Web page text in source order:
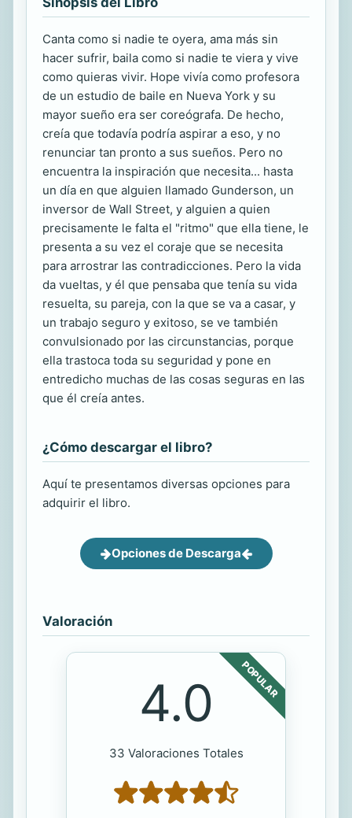
Canta como si nadie te oyera, ama más sin
hacer sufrir, baila como si nadie te viera y vive
como quieras vivir. Hope vivía como profesora
de un estudio de baile en Nueva York y su
mayor sueño era ser coreógrafa. De hecho,
creía que todavía podría aspirar a eso, y no
renunciar tan pronto a sus sueños. Pero no
encuentra la inspiración que necesita... hasta
un día en que alguien llamado Gunderson, un
inversor de Wall Street, y alguien a quien
precisamente le falta el "ritmo" que ella tiene, le
presenta a su vez el coraje que se necesita
para arrostrar las contradicciones. Pero la vida
da vueltas, y él que pensaba que tenía su vida
resuelta, su pareja, con la que se va a casar, y
un trabajo seguro y exitoso, se ve también
convulsionado por las circunstancias, porque
ella trastoca toda su seguridad y pone en
entredicho muchas de las cosas seguras en las
que él creía antes.
¿Cómo descargar el libro?
Aquí te presentamos diversas opciones para
adquirir el libro.
Opciones de Descarga
Valoración
POPULAR
4.0
33 Valoraciones Totales